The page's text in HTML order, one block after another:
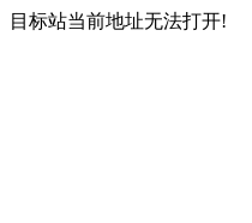
目标站当前地址无法打开!